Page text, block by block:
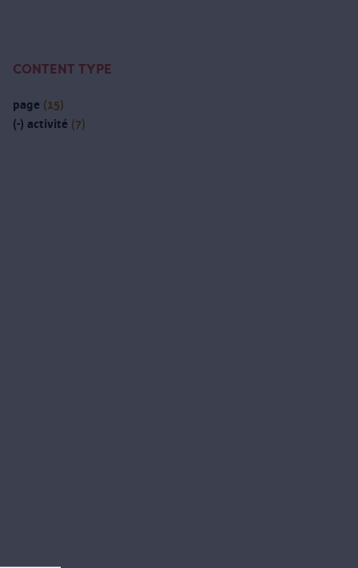
CONTENT TYPE
page (15)
(-) activité (7)